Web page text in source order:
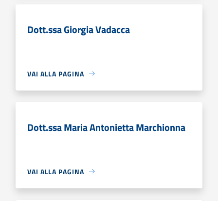
Dott.ssa Giorgia Vadacca
VAI ALLA PAGINA
Dott.ssa Maria Antonietta Marchionna
VAI ALLA PAGINA